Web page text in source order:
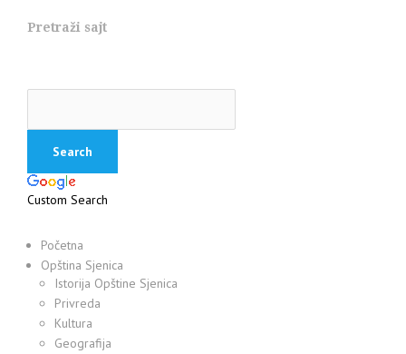
Pretraži sajt
Custom Search
Početna
Opština Sjenica
Istorija Opštine Sjenica
Privreda
Kultura
Geografija